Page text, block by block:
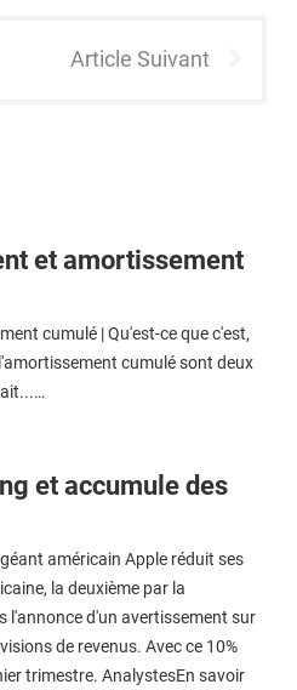
Article Suivant
et amortissement
cumulé | Qu'est-ce que c'est,
cumulé sont deux
et accumule des
américain Apple réduit ses
la deuxième par la
l'annonce d'un avertissement sur
de revenus. Avec ce 10%
trimestre. AnalystesEn savoir